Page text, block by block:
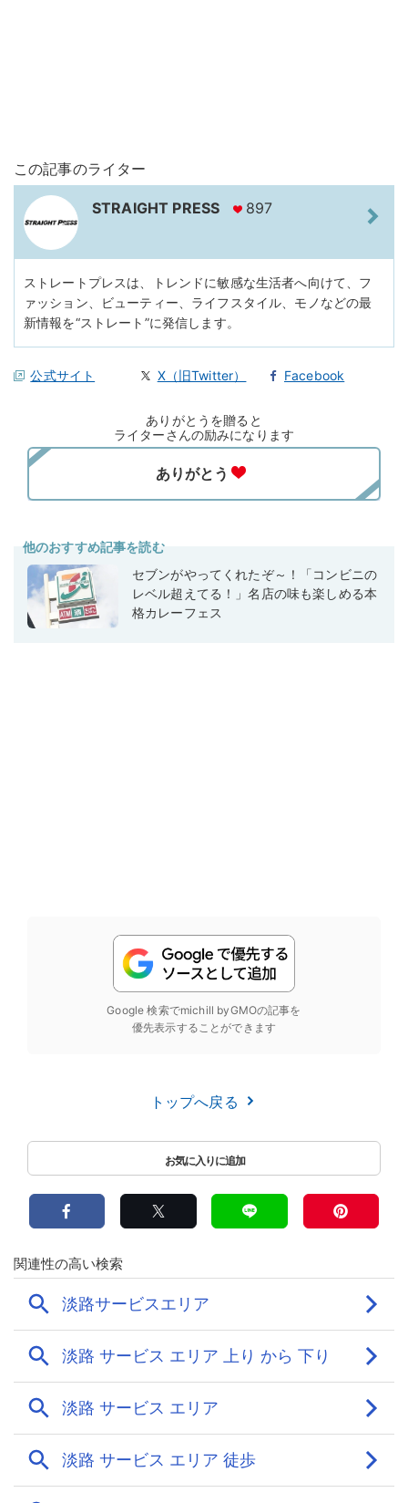
この記事のライター
STRAIGHT PRESS 897
ストレートプレスは、トレンドに敏感な生活者へ向けて、フ
ァッション、ビューティー、ライフスタイル、モノなどの最
新情報を“ストレート”に発信します。
公式サイト X（旧Twitter） Facebook
ありがとうを贈ると
ライターさんの励みになります
他のおすすめ記事を読む
セブンがやってくれたぞ～！「コンビニの
レベル超えてる！」名店の味も楽しめる本
格カレーフェス
Google 検索でmichill byGMOの記事を
優先表示することができます
トップへ戻る